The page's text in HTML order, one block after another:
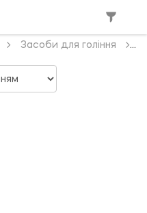
Засоби для гоління